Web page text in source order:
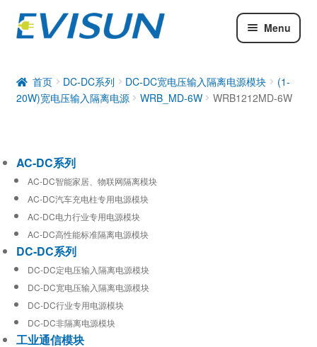
Menu
DC-DC系列
工业通信模块
首页 DC-DC系列 DC-DC宽电压输入隔离电源模块
(1-
20W)宽电压输入隔离电源
WRB_MD-6W WRB1212MD-6W
AC-DC系列
AC-DC智能家居、物联网隔离模块
AC-DC汽车充电柱专用电源模块
AC-DC电力行业专用电源模块
AC-DC高性能标准隔离电源模块
DC-DC系列
DC-DC定电压输入隔离电源模块
DC-DC宽电压输入隔离电源模块
DC-DC行业专用电源模块
DC-DC非隔离电源模块
工业通信模块